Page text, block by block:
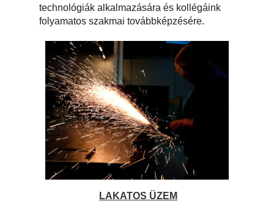
technológiák alkalmazására és kollégáink
folyamatos szakmai továbbképzésére.
LAKATOS ÜZEM